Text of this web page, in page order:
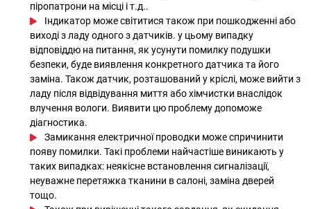
піропатрони на місці і т.д..
Індикатор може світитися також при пошкодженні або
виході з ладу одного з датчиків. у цьому випадку
відповіддю на питання, як усунути помилку подушки
безпеки, буде виявлення конкретного датчика та його
заміна. Також датчик, розташований у кріслі, може вийти з
ладу після відвідування миття або хімчистки внаслідок
влучення вологи. Виявити цю проблему допоможе
діагностика.
Замикання електричної проводки може спричинити
появу помилки. Такі проблеми найчастіше виникають у
таких випадках: неякісне встановлення сигналізації,
неуважне перетяжка тканини в салоні, заміна дверей
тощо.